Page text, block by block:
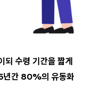
되 수령 기간을 짧게
년간 80%의 유동화